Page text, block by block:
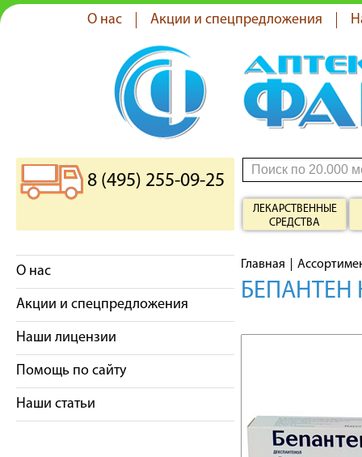
О нас Акции и спецпредложения
8 (495) 255-09-25
ЛЕКАРСТВЕННЫЕ
СРЕДСТВА
О нас
Акции и спецпредложения
Наши лицензии
Помощь по сайту
Наши статьи
Главная
БЕПАНТЕН